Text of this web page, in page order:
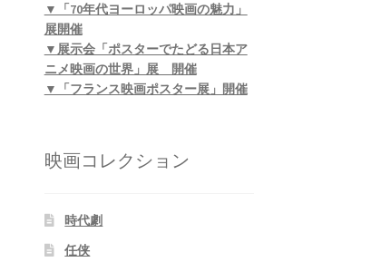
▼「70年代ヨーロッパ映画の魅力」
展開催
▼展示会「ポスターでたどる日本ア
ニメ映画の世界」展 開催
▼「フランス映画ポスター展」開催
映画コレクション
時代劇
任侠